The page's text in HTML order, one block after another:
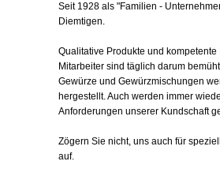
Seit 1928 als "Familien -
Diemtigen.
Qualitative Produkte und
Mitarbeiter sind täglich darum
Gewürze und Gewürzmischungen
hergestellt. Auch werden immer
Anforderungen unserer Kundschaft
Zögern Sie nicht, uns auch für
auf.